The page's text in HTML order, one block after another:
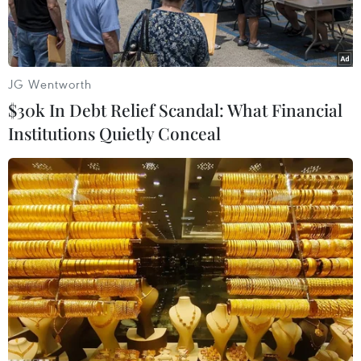
súng quân dụng.
Hai đối tượng Ly A Hoa, Chang Tơ Vàng và tang vật bị bắt giữ
trong chuyên án. (Ảnh: TTXVN phát)
Chiều 27/5, Công an tỉnh Điện Biên cho biết
Công an huyện Điện Biên vừa phá thành công
JG Wentworth
$30k In Debt Relief Scandal: What Financial
Institutions Quietly Conceal